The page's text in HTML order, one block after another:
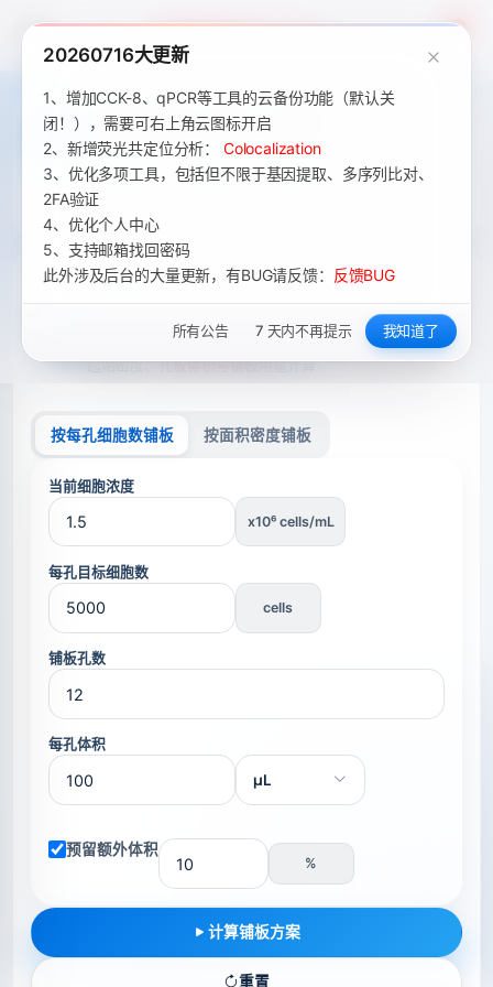
Academic Tools 4
20260716大更新
1、增加CCK-8、qPCR等工具的云备份功能（默认关
闭！），需要可右上角云图标开启
2、新增荧光共定位分析： Colocalization
3、优化多项工具，包括但不限于基因提取、多序列比对、
2FA验证
4、优化个人中心
5、支持邮箱找回密码
此外涉及后台的大量更新，有BUG请反馈： 反馈BUG
所有公告 7 天内不再提示 我知道了